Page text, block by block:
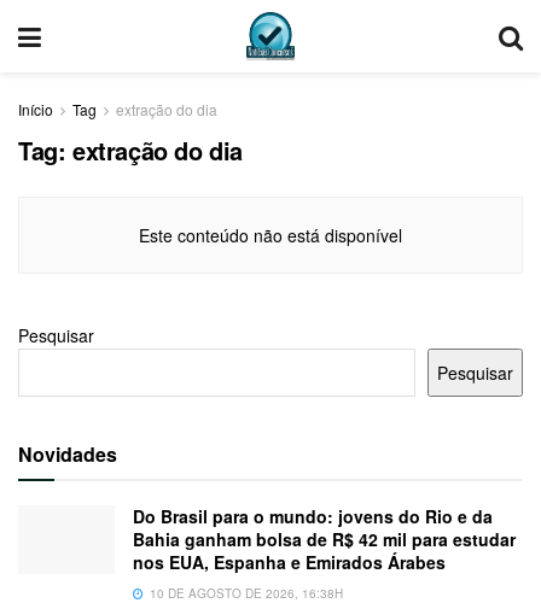
Início Tag extração do dia
Tag: extração do dia
Este conteúdo não está disponível
Pesquisar
Pesquisar
Novidades
Do Brasil para o mundo: jovens do Rio e da
Bahia ganham bolsa de R$ 42 mil para estudar
nos EUA, Espanha e Emirados Árabes
10 DE AGOSTO DE 2026, 16:38H